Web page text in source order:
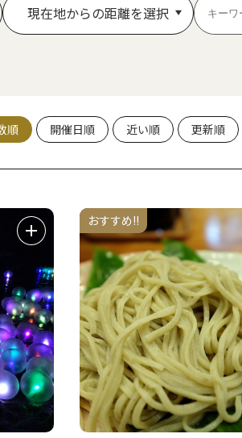
現在地からの距離を選択
順 開催日順 近い順 更新順
おすすめ!!